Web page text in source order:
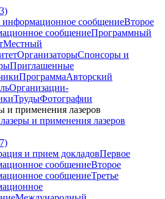
информационное сообщениеВторое
сообщениеПрограммный
Местный
ОрганизаторыСпонсоры и
Приглашенные
ПрограммаАвторский
Организации-
ТрудыФотографии
и применения лазеров
и применения лазеров
и прием докладовПервое
сообщениеВторое
сообщениеТретье